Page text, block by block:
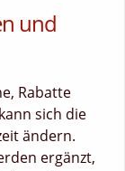
und
Rabatte
sich die
ändern.
ergänzt,